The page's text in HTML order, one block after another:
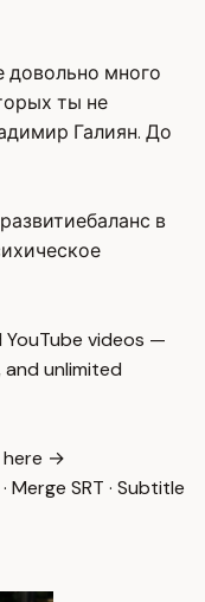
довольно много
ты не
Галиян. До
баланс в
YouTube videos —
unlimited
here →
· Merge SRT · Subtitle